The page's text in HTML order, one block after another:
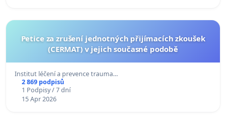
Petice za zrušení jednotných přijímacích zkoušek
(CERMAT) v jejich současné podobě
Institut léčení a prevence trauma…
2 869 podpisů
1 Podpisy / 7 dní
15 Apr 2026